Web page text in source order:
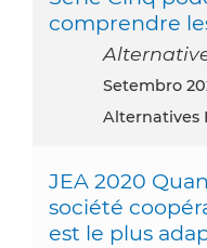
comprendre
setembro
Alternatives
JEA 2020
société
est le plus